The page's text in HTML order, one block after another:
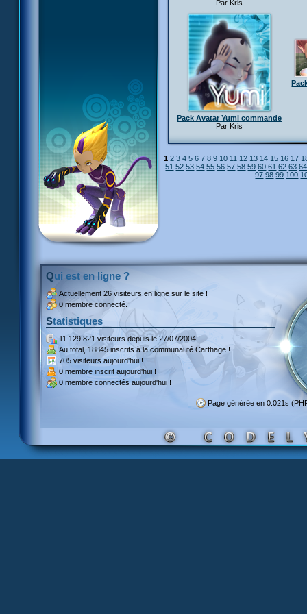
Par Kris
Pack Avatar Yumi commande
Par Kris
1 2 3 4 5 6 7 8 9 10 11 12 13 14 15 16 17
51 52 53 54 55 56 57 58 59 60 61 62 63 64
97 98 99 100
Qui est en ligne ?
Actuellement 26 visiteurs en ligne sur le site !
0 membre connecté.
Statistiques
11 129 821 visiteursdepuis le 27/07/2004 !
Au total, 18845 inscritsà la communauté Carthage !
705 visiteurs aujourd'hui !
0 membre inscrit aujourd'hui !
0 membre connectés aujourd'hui !
Page générée en 0.021s